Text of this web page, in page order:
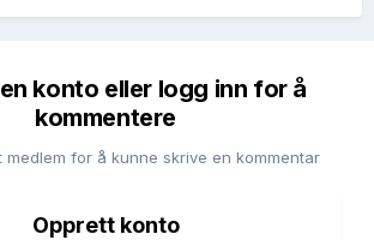
konto eller logg inn for å
kommentere
for å kunne skrive en kommentar
Opprett konto